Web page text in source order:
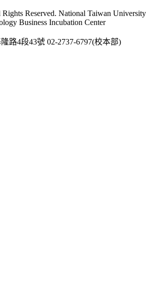
Reserved. National Taiwan University
Business Incubation Center
路4段43號 02-2737-6797(校本部)